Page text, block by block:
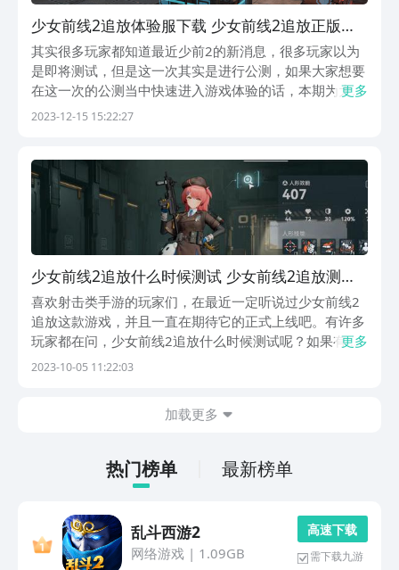
少女前线2追放体验服下载 少女前线2追放正版下
载安装链接
其实很多玩家都知道最近少前2的新消息，很多玩家以为
是即将测试，但是这一次其实是进行公测，如果大家想要
在这一次的公测当中快速进入游戏体验的话，本期为大家
带来的少女前线2追放测试服下载可以看一下，其中的部
更多
2023-12-15 15:22:27
少女前线2追放什么时候测试 少女前线2追放测试
时间指引
喜欢射击类手游的玩家们，在最近一定听说过少女前线2
追放这款游戏，并且一直在期待它的正式上线吧。有许多
玩家都在问，少女前线2追放什么时候测试呢？如果有小
伙伴们想知道这个问题的答案，那么小编今天的这篇文章
更多
2023-10-05 11:22:03
加载更多
热门榜单 最新榜单
乱斗西游2
网络游戏| 1.09GB
高 速 下 载
需下载九游